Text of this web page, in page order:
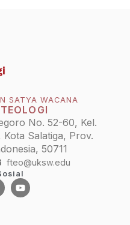
SATYA WACANA
No. 52-60, Kel.
Kota Salatiga, Prov.
50711
fteo@uksw.edu